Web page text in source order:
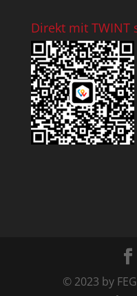
Direkt mit TWINT
© 2023 by